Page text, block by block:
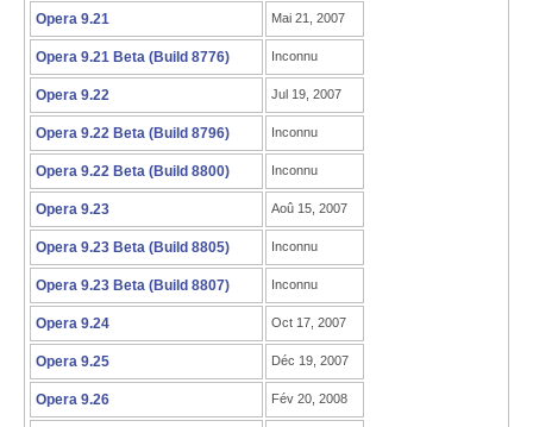
Opera 9.21 Mai 21, 2007
Opera 9.21 Beta (Build 8776) Inconnu
Opera 9.22 Jul 19, 2007
Opera 9.22 Beta (Build 8796) Inconnu
Opera 9.22 Beta (Build 8800) Inconnu
Opera 9.23 Aoû 15, 2007
Opera 9.23 Beta (Build 8805) Inconnu
Opera 9.23 Beta (Build 8807) Inconnu
Opera 9.24 Oct 17, 2007
Opera 9.25 Déc 19, 2007
Opera 9.26 Fév 20, 2008